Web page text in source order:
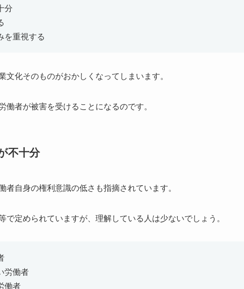
分
を重視する
化そのものがおかしくなってしまいます。
者が被害を受けることになるのです。
不十分
自身の権利意識の低さも指摘されています。
定められていますが、理解している人は少ないでしょう。
労働者
働者